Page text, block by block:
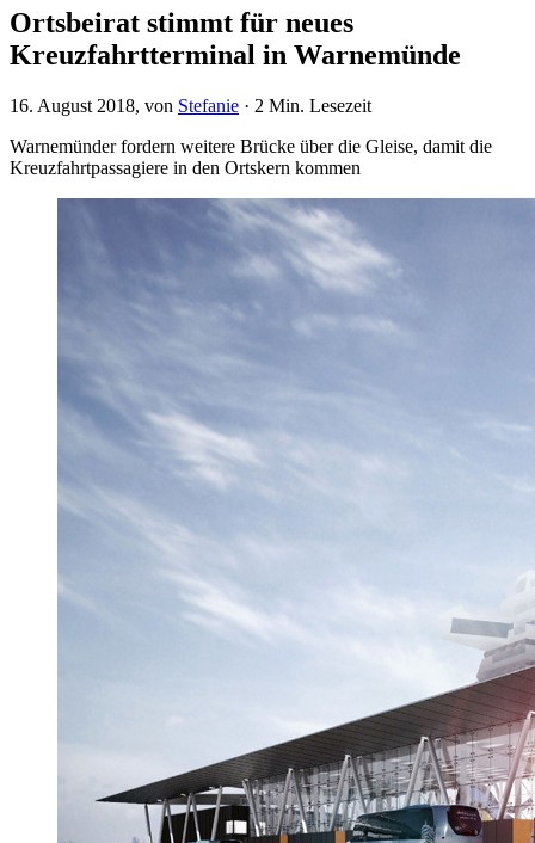
Ortsbeirat stimmt für neues
Kreuzfahrtterminal in Warnemünde
16. August 2018, von Stefanie · 2 Min. Lesezeit
Warnemünder fordern weitere Brücke über die Gleise, damit die
Kreuzfahrtpassagiere in den Ortskern kommen